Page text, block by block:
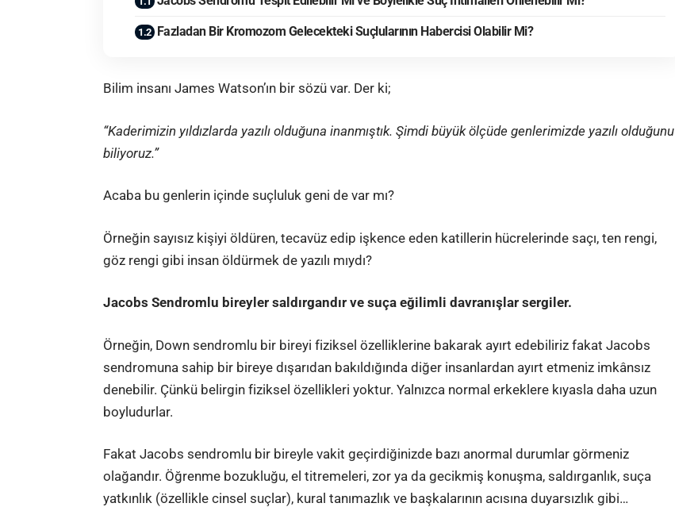
Fazladan Bir Kromozom Gelecekteki Suçlularının Habercisi Olabilir Mi?
Bilim insanı James Watson’ın bir sözü var. Der ki;
“Kaderimizin yıldızlarda yazılı olduğuna inanmıştık. Şimdi büyük ölçüde genlerimizde yazılı olduğunu
biliyoruz.”
Acaba bu genlerin içinde suçluluk geni de var mı?
Örneğin sayısız kişiyi öldüren, tecavüz edip işkence eden katillerin hücrelerinde saçı, ten rengi,
göz rengi gibi insan öldürmek de yazılı mıydı?
Jacobs Sendromlu bireyler saldırgandır ve suça eğilimli davranışlar sergiler.
Örneğin, Down sendromlu bir bireyi fiziksel özelliklerine bakarak ayırt edebiliriz fakat Jacobs
sendromuna sahip bir bireye dışarıdan bakıldığında diğer insanlardan ayırt etmeniz imkânsız
denebilir. Çünkü belirgin fiziksel özellikleri yoktur. Yalnızca normal erkeklere kıyasla daha uzun
boyludurlar.
Fakat Jacobs sendromlu bir bireyle vakit geçirdiğinizde bazı anormal durumlar görmeniz
olağandır. Öğrenme bozukluğu, el titremeleri, zor ya da gecikmiş konuşma, saldırganlık, suça
yatkınlık (özellikle cinsel suçlar), kural tanımazlık ve başkalarının acısına duyarsızlık gibi…